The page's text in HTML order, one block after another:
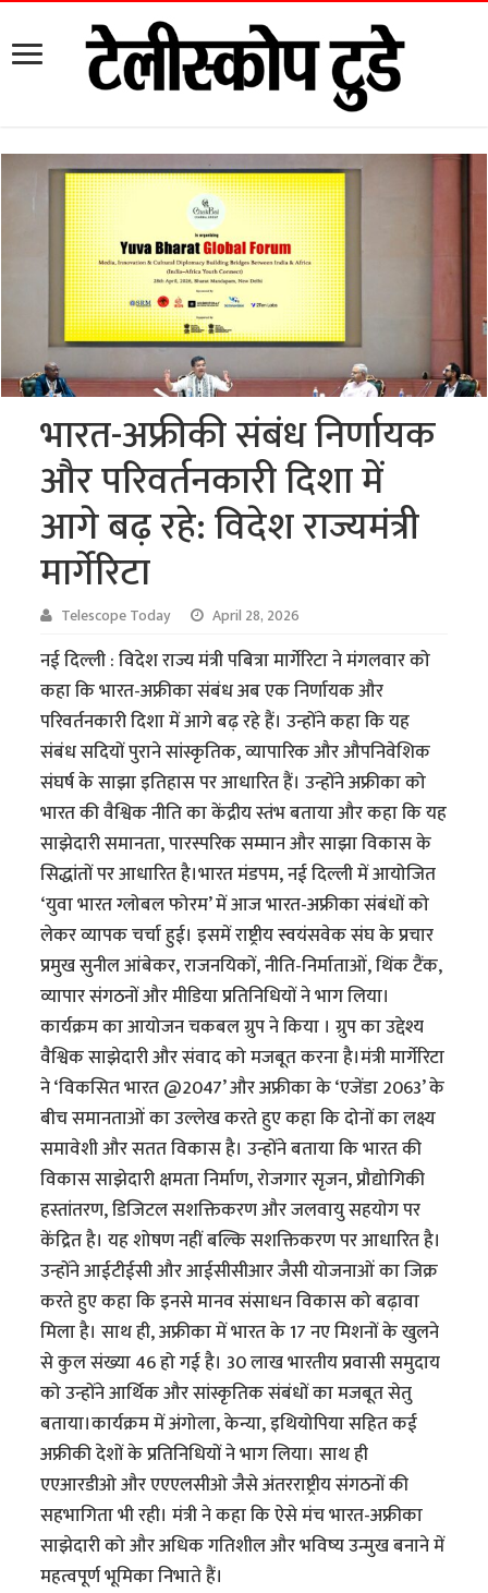
भारत-अफ्रीकी संबंध निर्णायक
और परिवर्तनकारी दिशा में
आगे बढ़ रहे: विदेश राज्यमंत्री
मार्गेरिटा
Telescope Today April 28, 2026
नई दिल्ली : विदेश राज्य मंत्री पबित्रा मार्गेरिटा ने मंगलवार को
कहा कि भारत-अफ्रीका संबंध अब एक निर्णायक और
परिवर्तनकारी दिशा में आगे बढ़ रहे हैं। उन्होंने कहा कि यह
संबंध सदियों पुराने सांस्कृतिक, व्यापारिक और औपनिवेशिक
संघर्ष के साझा इतिहास पर आधारित हैं। उन्होंने अफ्रीका को
भारत की वैश्विक नीति का केंद्रीय स्तंभ बताया और कहा कि यह
साझेदारी समानता, पारस्परिक सम्मान और साझा विकास के
सिद्धांतों पर आधारित है।भारत मंडपम, नई दिल्ली में आयोजित
‘युवा भारत ग्लोबल फोरम’ में आज भारत-अफ्रीका संबंधों को
लेकर व्यापक चर्चा हुई। इसमें राष्ट्रीय स्वयंसवेक संघ के प्रचार
प्रमुख सुनील आंबेकर, राजनयिकों, नीति-निर्माताओं, थिंक टैंक,
व्यापार संगठनों और मीडिया प्रतिनिधियों ने भाग लिया।
कार्यक्रम का आयोजन चकबल ग्रुप ने किया । ग्रुप का उद्देश्य
वैश्विक साझेदारी और संवाद को मजबूत करना है।मंत्री मार्गेरिटा
ने ‘विकसित भारत @2047’ और अफ्रीका के ‘एजेंडा 2063’ के
बीच समानताओं का उल्लेख करते हुए कहा कि दोनों का लक्ष्य
समावेशी और सतत विकास है। उन्होंने बताया कि भारत की
विकास साझेदारी क्षमता निर्माण, रोजगार सृजन, प्रौद्योगिकी
हस्तांतरण, डिजिटल सशक्तिकरण और जलवायु सहयोग पर
केंद्रित है। यह शोषण नहीं बल्कि सशक्तिकरण पर आधारित है।
उन्होंने आईटीईसी और आईसीसीआर जैसी योजनाओं का जिक्र
करते हुए कहा कि इनसे मानव संसाधन विकास को बढ़ावा
मिला है। साथ ही, अफ्रीका में भारत के 17 नए मिशनों के खुलने
से कुल संख्या 46 हो गई है। 30 लाख भारतीय प्रवासी समुदाय
को उन्होंने आर्थिक और सांस्कृतिक संबंधों का मजबूत सेतु
बताया।कार्यक्रम में अंगोला, केन्या, इथियोपिया सहित कई
अफ्रीकी देशों के प्रतिनिधियों ने भाग लिया। साथ ही
एएआरडीओ और एएएलसीओ जैसे अंतरराष्ट्रीय संगठनों की
सहभागिता भी रही। मंत्री ने कहा कि ऐसे मंच भारत-अफ्रीका
साझेदारी को और अधिक गतिशील और भविष्य उन्मुख बनाने में
महत्वपूर्ण भूमिका निभाते हैं।